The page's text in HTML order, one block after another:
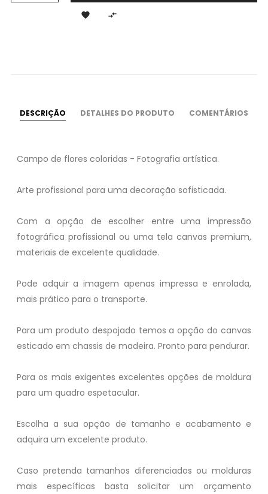
 
DESCRIÇÃO DETALHES DO PRODUTO COMENTÁRIOS
Campo de flores coloridas - Fotografia artística.
Arte profissional para uma decoração sofisticada.
Com a opção de escolher entre uma impressão
fotográfica profissional ou uma tela canvas premium,
materiais de excelente qualidade.
Pode adquir a imagem apenas impressa e enrolada,
mais prático para o transporte.
Para um produto despojado temos a opção do canvas
esticado em chassis de madeira. Pronto para pendurar.
Para os mais exigentes excelentes opções de moldura
para um quadro espetacular.
Escolha a sua opção de tamanho e acabamento e
adquira um excelente produto.
Caso pretenda tamanhos diferenciados ou molduras
mais específicas basta solicitar um orçamento